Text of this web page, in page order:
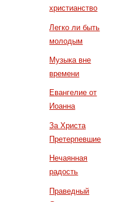
христианство
Легко ли быть
молодым
Музыка вне
времени
Евангелие от
Иоанна
За Христа
Претерпевшие
Нечаянная
радость
Праведный